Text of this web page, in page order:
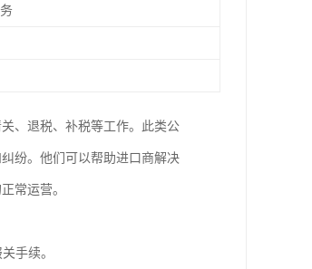
、退税、补税等工作。此类公
纷。他们可以帮助进口商解决
常运营。
手续。